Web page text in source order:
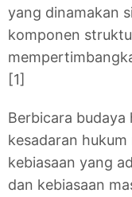
yang dinamakan
komponen
[1]
Berbicara
kesadaran
kebiasaan yang
dan kebiasaan